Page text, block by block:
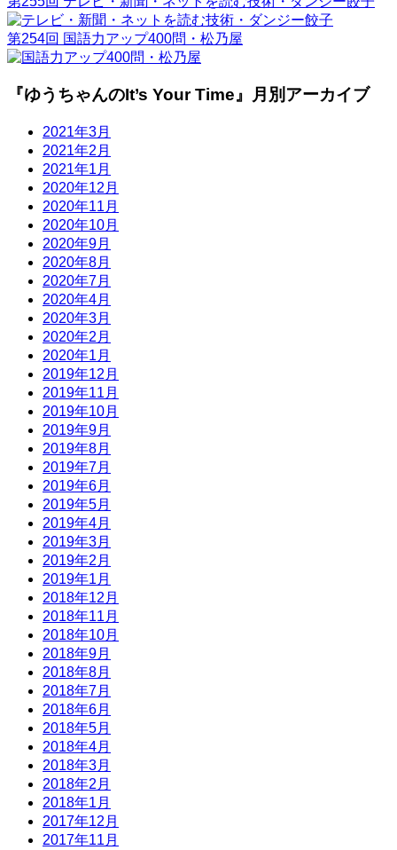
第254回 国語力アップ400問・松乃屋
『ゆうちゃんのIt’s Your Time』月別アーカイブ
2021年3月
2021年2月
2021年1月
2020年12月
2020年11月
2020年10月
2020年9月
2020年8月
2020年7月
2020年4月
2020年3月
2020年2月
2020年1月
2019年12月
2019年11月
2019年10月
2019年9月
2019年8月
2019年7月
2019年6月
2019年5月
2019年4月
2019年3月
2019年2月
2019年1月
2018年12月
2018年11月
2018年10月
2018年9月
2018年8月
2018年7月
2018年6月
2018年5月
2018年4月
2018年3月
2018年2月
2018年1月
2017年12月
2017年11月